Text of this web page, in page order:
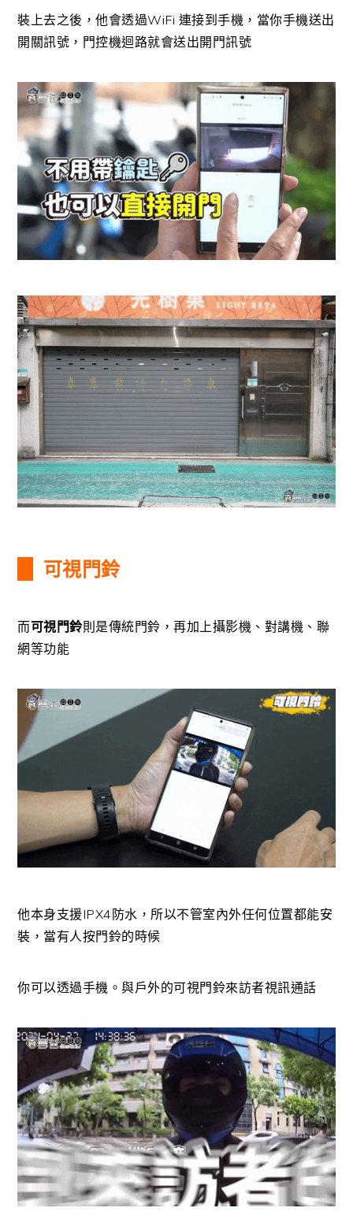
裝上去之後，他會透過WiFi 連接到手機，當你手機送出
開關訊號，門控機迴路就會送出開門訊號
可視門鈴
而可視門鈴則是傳統門鈴，再加上攝影機、對講機、聯
網等功能
他本身支援IPX4防水，所以不管室內外任何位置都能安
裝，當有人按門鈴的時候
你可以透過手機。與戶外的可視門鈴來訪者視訊通話